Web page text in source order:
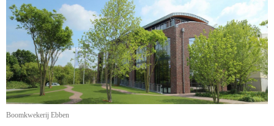
Boomkwekerij Ebben